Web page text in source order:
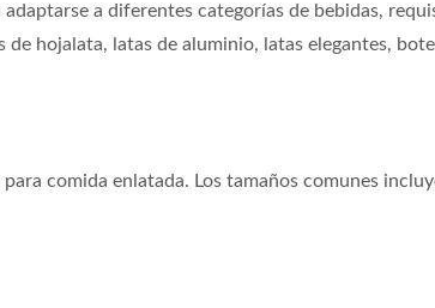
a diferentes categorías de bebidas,
hojalata, latas de aluminio, latas elegantes,
comida enlatada. Los tamaños comunes